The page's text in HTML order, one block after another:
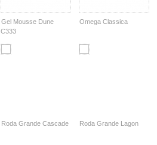
Gel Mousse Dune
C333
Omega Classica
Roda Grande Cascade Roda Grande Lagon